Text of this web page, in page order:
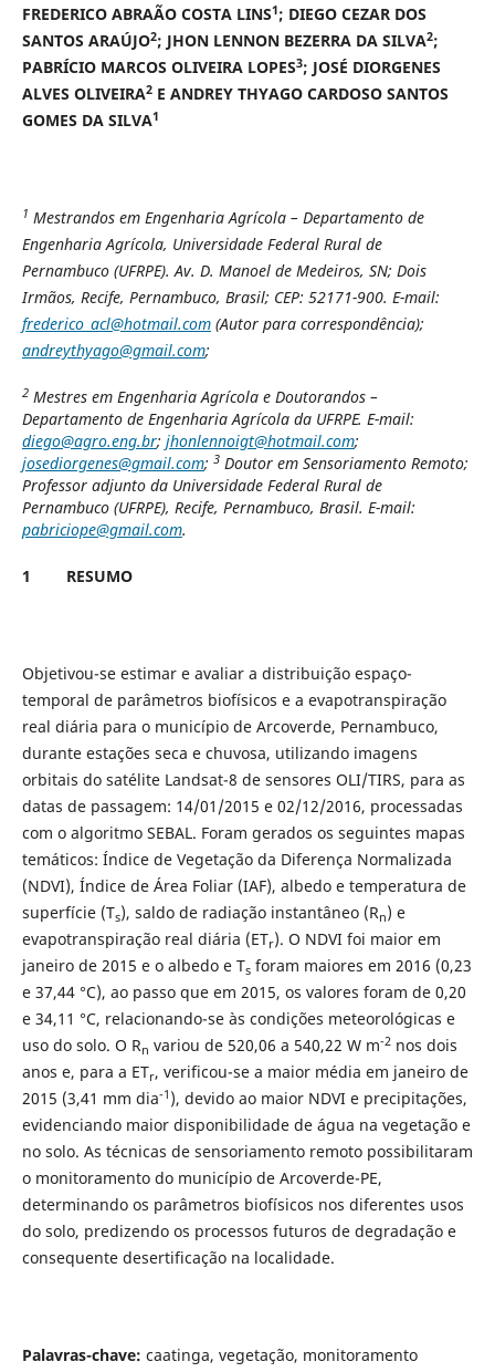
FREDERICO ABRAÃO COSTA LINS1; DIEGO CEZAR DOS
SANTOS ARAÚJO2; JHON LENNON BEZERRA DA SILVA2;
PABRÍCIO MARCOS OLIVEIRA LOPES3; JOSÉ DIORGENES
ALVES OLIVEIRA2E ANDREY THYAGO CARDOSO SANTOS
GOMES DA SILVA1
1 Mestrandos em Engenharia Agrícola – Departamento de
Engenharia Agrícola, Universidade Federal Rural de
Pernambuco (UFRPE). Av. D. Manoel de Medeiros, SN; Dois
Irmãos, Recife, Pernambuco, Brasil; CEP: 52171-900. E-mail:
frederico_acl@hotmail.com(Autor para correspondência);
andreythyago@gmail.com;
2Mestres em Engenharia Agrícola e Doutorandos –
Departamento de Engenharia Agrícola da UFRPE. E-mail:
diego@agro.eng.br; jhonlennoigt@hotmail.com;
josediorgenes@gmail.com; 3Doutor em Sensoriamento Remoto;
Professor adjunto da Universidade Federal Rural de
Pernambuco (UFRPE), Recife, Pernambuco, Brasil. E-mail:
pabriciope@gmail.com.
1 RESUMO
Objetivou-se estimar e avaliar a distribuição espaço-
temporal de parâmetros biofísicos e a evapotranspiração
real diária para o município de Arcoverde, Pernambuco,
durante estações seca e chuvosa, utilizando imagens
orbitais do satélite Landsat-8 de sensores OLI/TIRS, para as
datas de passagem: 14/01/2015 e 02/12/2016, processadas
com o algoritmo SEBAL. Foram gerados os seguintes mapas
temáticos: Índice de Vegetação da Diferença Normalizada
(NDVI), Índice de Área Foliar (IAF), albedo e temperatura de
superfície (Ts), saldo de radiação instantâneo (Rn) e
evapotranspiração real diária (ETr). O NDVI foi maior em
janeiro de 2015 e o albedo e Tsforam maiores em 2016 (0,23
e 37,44 °C), ao passo que em 2015, os valores foram de 0,20
e 34,11 °C, relacionando-se às condições meteorológicas e
uso do solo. O Rn variou de 520,06 a 540,22 W m-2nos dois
anos e, para a ETr, verificou-se a maior média em janeiro de
2015 (3,41 mm dia-1 ), devido ao maior NDVI e precipitações,
evidenciando maior disponibilidade de água na vegetação e
no solo. As técnicas de sensoriamento remoto possibilitaram
o monitoramento do município de Arcoverde-PE,
determinando os parâmetros biofísicos nos diferentes usos
do solo, predizendo os processos futuros de degradação e
consequente desertificação na localidade.
Palavras-chave: caatinga, vegetação, monitoramento